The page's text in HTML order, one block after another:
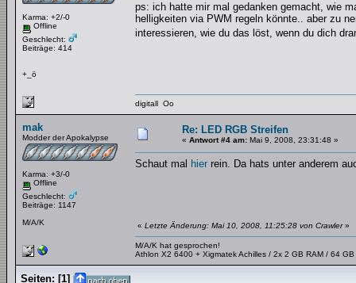
Karma: +2/-0
Offline
Geschlecht:
Beiträge: 414
+_ö
ps: ich hatte mir mal gedanken gemacht, wie
helligkeiten via PWM regeln könnte.. aber zu
interessieren, wie du das löst, wenn du dich
digitall Oo
mak
Modder der Apokalypse
Karma: +3/-0
Offline
Geschlecht:
Beiträge: 1147
M/A/K
Re: LED RGB Streifen
« Antwort #4 am: Mai 9, 2008, 23:31:48 »
Schaut mal hier rein. Da hats unter anderem
« Letzte Änderung: Mai 10, 2008, 11:25:28 von Crawler»
M/A/K hat gesprochen!
Athlon X2 6400 + Xigmatek Achilles / 2x 2 GB RAM / 64 GB
Seiten: [1]